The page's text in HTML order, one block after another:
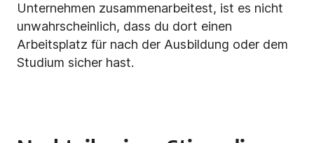
Unternehmen zusammenarbeitest, ist es nicht
unwahrscheinlich, dass du dort einen
Arbeitsplatz für nach der Ausbildung oder dem
Studium sicher hast.